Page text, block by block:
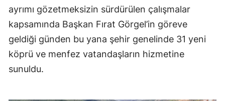
ayrımı gözetmeksizin sürdürülen çalışmalar
kapsamında Başkan Fırat Görgel’in göreve
geldiği günden bu yana şehir genelinde 31 yeni
köprü ve menfez vatandaşların hizmetine
sunuldu.